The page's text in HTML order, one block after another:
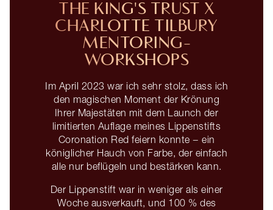
THE KING'S TRUST X
CHARLOTTE TILBURY
MENTORING-
WORKSHOPS
Im April 2023 war ich sehr stolz, dass ich
den magischen Moment der Krönung
Ihrer Majestäten mit dem Launch der
limitierten Auflage meines Lippenstifts
Coronation Red feiern konnte − ein
königlicher Hauch von Farbe, der einfach
alle nur beflügeln und bestärken kann.
Der Lippenstift war in weniger als einer
Woche ausverkauft, und 100 % des